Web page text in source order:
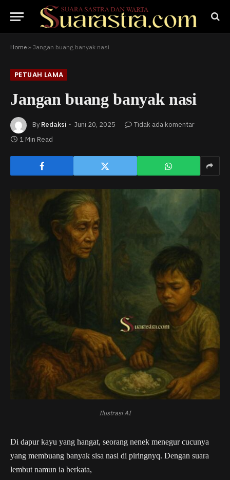
Home » Jangan buang banyak nasi
PETUAH LAMA
Jangan buang banyak nasi
By Redaksi Juni 20, 2025
Tidak ada komentar
1 Min Read
Ilustrasi AI
Di dapur kayu yang hangat, seorang nenek menegur cucunya
yang membuang banyak sisa nasi di piringnyq. Dengan suara
lembut namun ia berkata,